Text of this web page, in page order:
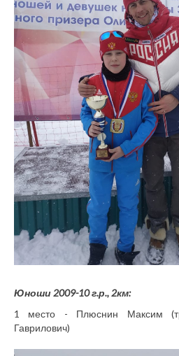
Юноши 2009-10 г.р., 2км:
1 место - Плюснин Максим
Гаврилович)